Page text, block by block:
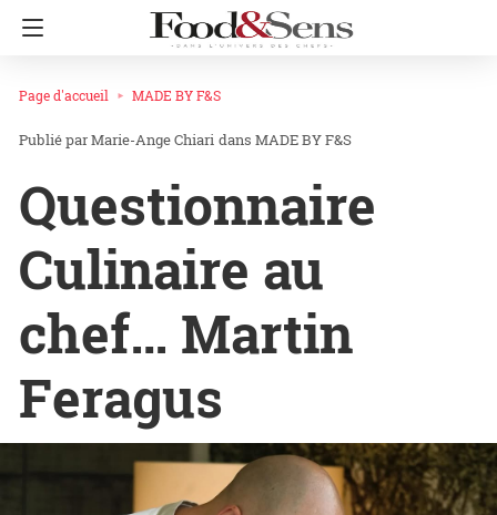
Page d'accueil MADE BY F&S
Marie-Ange Chiari dans MADE BY F&S
Questionnaire
Culinaire au
chef… Martin
Feragus